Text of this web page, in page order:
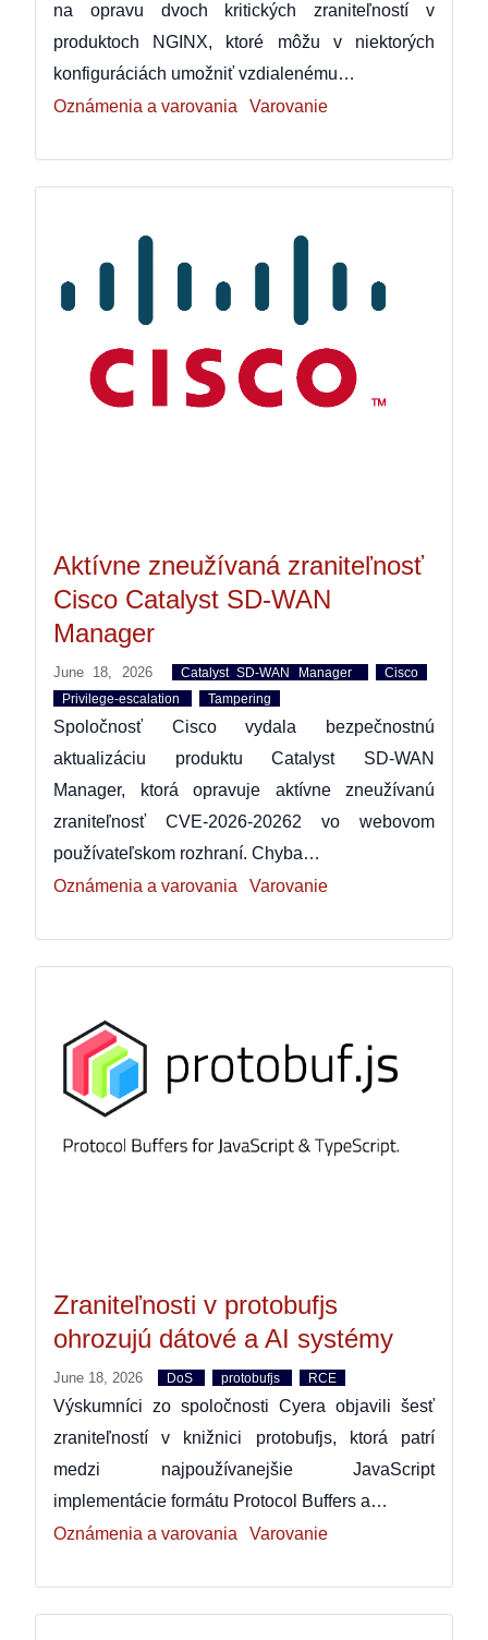
na opravu dvoch kritických zraniteľností v
produktoch NGINX, ktoré môžu v niektorých
konfiguráciách umožniť vzdialenému…
Oznámenia a varovania
Varovanie
Aktívne zneužívaná zraniteľnosť
Cisco Catalyst SD-WAN
Manager
June 18, 2026 Catalyst SD-WAN Manager
Cisco
Privilege-escalation
Tampering
Spoločnosť Cisco vydala bezpečnostnú
aktualizáciu produktu Catalyst SD-WAN
Manager, ktorá opravuje aktívne zneužívanú
zraniteľnosť CVE-2026-20262 vo webovom
používateľskom rozhraní. Chyba…
Oznámenia a varovania
Varovanie
Zraniteľnosti v protobufjs
ohrozujú dátové a AI systémy
June 18, 2026 DoS protobufjs RCE
Výskumníci zo spoločnosti Cyera objavili šesť
zraniteľností v knižnici protobufjs, ktorá patrí
medzi najpoužívanejšie JavaScript
implementácie formátu Protocol Buffers a…
Oznámenia a varovania
Varovanie